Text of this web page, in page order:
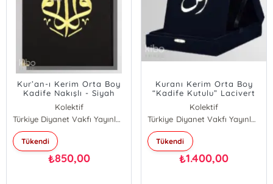
Kur’an-ı Kerim Orta Boy
Kadife Nakışlı - Siyah
Kolektif
Türkiye Diyanet Vakfı Yayınları
Tükendi
₺850,00
Kuranı Kerim Orta Boy
“Kadife Kutulu” Lacivert
Kolektif
Türkiye Diyanet Vakfı Yayınları
Tükendi
₺1.400,00